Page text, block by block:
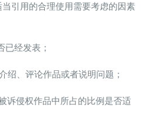
引用的合理使用需要考虑的因素
已经发表；
绍、评论作品或者说明问题；
诉侵权作品中所占的比例是否适